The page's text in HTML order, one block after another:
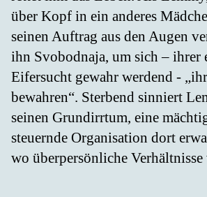
über Kopf in ein anderes
seinen Auftrag aus den Augen
ihn Svobodnaja, um sich – ihrer
Eifersucht gewahr werdend -
bewahren“. Sterbend sinniert
seinen Grundirrtum, eine
steuernde Organisation dort
wo überpersönliche Verhältnisse